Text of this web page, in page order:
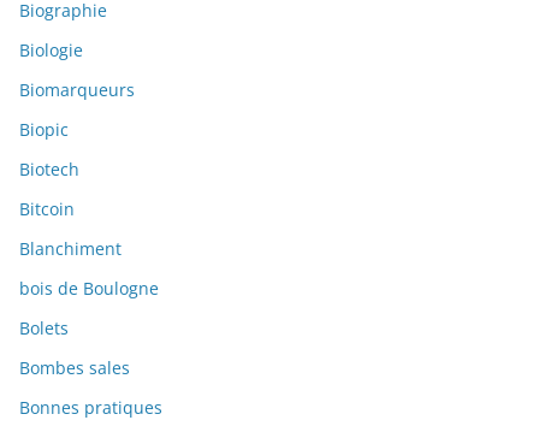
Biographie
Biologie
Biomarqueurs
Biopic
Biotech
Bitcoin
Blanchiment
bois de Boulogne
Bolets
Bombes sales
Bonnes pratiques